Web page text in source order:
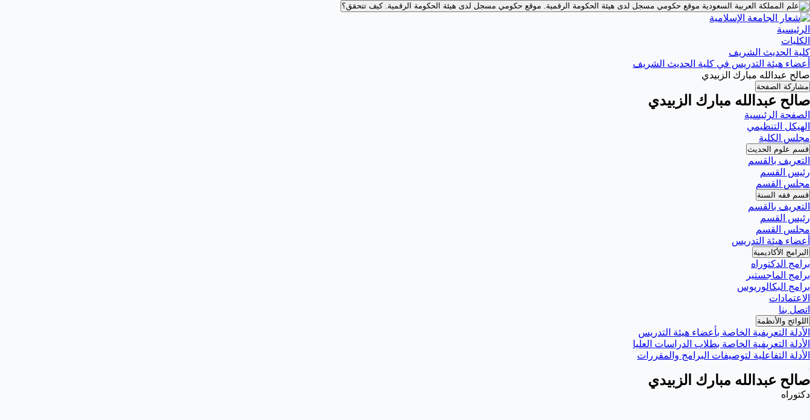
موقع حكومي مسجل لدى هيئة الحكومة الرقمية. موقع حكومي مسجل لدى هيئة الحكومة الرقمية.كيف تتحقق؟
الرئيسية
الكليات
كلية الحديث الشريف
أعضاء هيئة التدريس في كلية الحديث الشريف
صالح عبدالله مبارك الزبيدي
مشاركة الصفحة
صالح عبدالله مبارك الزبيدي
الصفحة الرئيسية
الهيكل التنظيمي
مجلس الكلية
قسم علوم الحديث
التعريف بالقسم
رئيس القسم
مجلس القسم
قسم فقه السنة
التعريف بالقسم
رئيس القسم
مجلس القسم
أعضاء هيئة التدريس
البرامج الأكاديمية
برامج الدكتوراه
برامج الماجستير
برامج البكالوريوس
الاعتمادات
اتصل بنا
اللوائح والأنظمة
الأدلة التعريفية الخاصة بأعضاء هيئة التدريس
الأدلة التعريفية الخاصة بطلاب الدراسات العليا
الأدلة التفاعلية لتوصيفات البرامج والمقررات
صالح عبدالله مبارك الزبيدي
دكتوراه